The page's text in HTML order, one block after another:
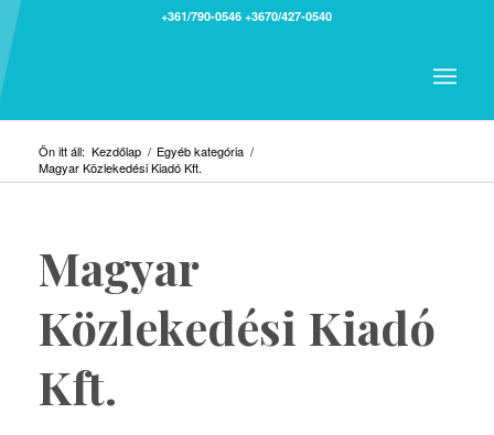
+361/790-0546 +3670/427-0540
Ön itt áll: Kezdőlap / Egyéb kategória /
Magyar Közlekedési Kiadó Kft.
Magyar
Közlekedési Kiadó
Kft.